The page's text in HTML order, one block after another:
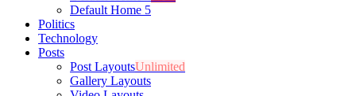
Default Home 5
Politics
Technology
Posts
Post LayoutsUnlimited
Gallery Layouts